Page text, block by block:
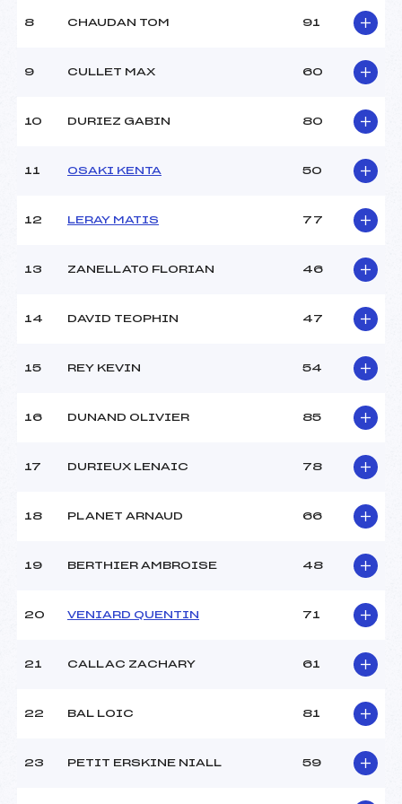
8 CHAUDAN TOM 91
9 CULLET MAX 60
10 DURIEZ GABIN 80
11 OSAKI KENTA 50
12 LERAY MATIS 77
13 ZANELLATO FLORIAN 46
14 DAVID TEOPHIN 47
15 REY KEVIN 54
16 DUNAND OLIVIER 85
17 DURIEUX LENAIC 78
18 PLANET ARNAUD 66
19 BERTHIER AMBROISE 48
20 VENIARD QUENTIN 71
21 CALLAC ZACHARY 61
22 BAL LOIC 81
23 PETIT ERSKINE NIALL 59